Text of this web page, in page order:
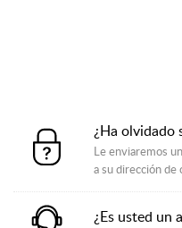
¿Ha olvidado
Le enviaremos
a su dirección
¿Es usted un